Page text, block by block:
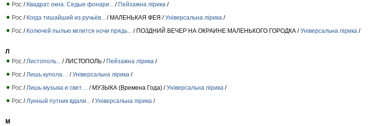
/ Квадрат окна. Седые фонари... / Пейзажна лірика /
/ Когда тишайший из ручьёв... / МАЛЕНЬКАЯ ФЕЯ /Універсальна лірика /
/ Колючей пылью мглится ночи прядь... / ПОЗДНИЙ ВЕЧЕР НА ОКРАИНЕ МАЛЕНЬКОГО ГОРОДКА /Універсальна лірика /
Л
/ Листополь... / ЛИСТОПОЛЬ / Пейзажна лірика /
/ Лишь купола… /Універсальна лірика /
/ Лишь музыка и свет… / МУЗЫКА (Времена Года) /Універсальна лірика /
/ Лунный путник вдали... /Універсальна лірика /
М